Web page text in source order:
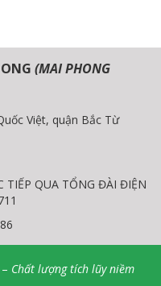
(MAI PHONG
Việt, quận Bắc Từ
TIẾP QUA TỔNG ĐÀI ĐIỆN
Chất lượng tích lũy niềm